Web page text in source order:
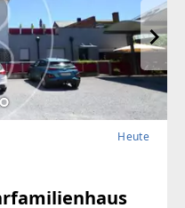
Heute